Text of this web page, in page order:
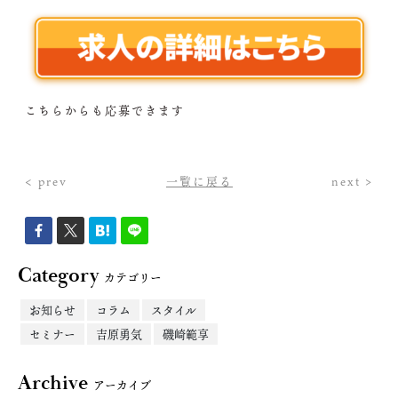
こちらからも応募できます
< prev 一覧に戻る next >
Categoryカテゴリー
お知らせ
コラム
スタイル
セミナー
吉原勇気 磯崎範享
Archive アーカイブ